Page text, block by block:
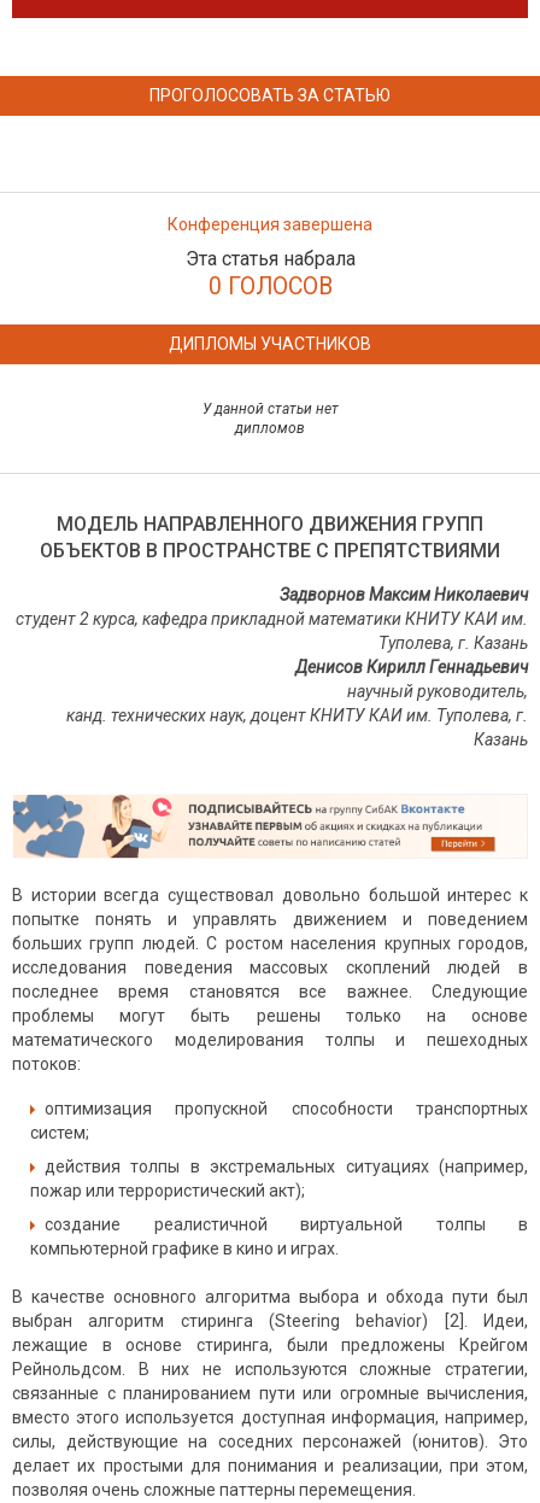
ПРОГОЛОСОВАТЬ ЗА СТАТЬЮ
Конференция завершена
Эта статья набрала
0 ГОЛОСОВ
ДИПЛОМЫ УЧАСТНИКОВ
У данной статьи нет
дипломов
МОДЕЛЬ НАПРАВЛЕННОГО ДВИЖЕНИЯ ГРУПП
ОБЪЕКТОВ В ПРОСТРАНСТВЕ С ПРЕПЯТСТВИЯМИ
Задворнов Максим Николаевич
студент 2 курса, кафедра прикладной математики КНИТУ КАИ им.
Туполева, г. Казань
Денисов Кирилл Геннадьевич
научный руководитель,
канд. технических наук, доцент КНИТУ КАИ им. Туполева, г.
Казань
В истории всегда существовал довольно большой интерес к
попытке понять и управлять движением и поведением
больших групп людей. С ростом населения крупных городов,
исследования поведения массовых скоплений людей в
последнее время становятся все важнее. Следующие
проблемы могут быть решены только на основе
математического моделирования толпы и пешеходных
потоков:
оптимизация пропускной способности транспортных
систем;
действия толпы в экстремальных ситуациях (например,
пожар или террористический акт);
создание реалистичной виртуальной толпы в
компьютерной графике в кино и играх.
В качестве основного алгоритма выбора и обхода пути был
выбран алгоритм стиринга (Steering behavior) [2]. Идеи,
лежащие в основе стиринга, были предложены Крейгом
Рейнольдсом. В них не используются сложные стратегии,
связанные с планированием пути или огромные вычисления,
вместо этого используется доступная информация, например,
силы, действующие на соседних персонажей (юнитов). Это
делает их простыми для понимания и реализации, при этом,
позволяя очень сложные паттерны перемещения.